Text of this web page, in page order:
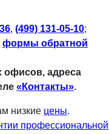
, (499) 131-05-10;
формы обратной
офисов, адреса
«Контакты».
низкие цены.
профессиональной